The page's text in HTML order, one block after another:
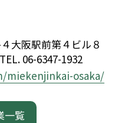
４大阪駅前第４ ビル ８
TEL. 06-6347-1932
miekenjinkai-osaka/
一覧